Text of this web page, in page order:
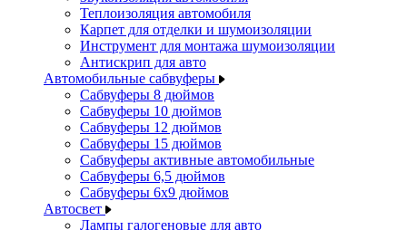
Теплоизоляция автомобиля
Карпет для отделки и шумоизоляции
Инструмент для монтажа шумоизоляции
Антискрип для авто
Автомобильные сабвуферы
Сабвуферы 8 дюймов
Сабвуферы 10 дюймов
Сабвуферы 12 дюймов
Сабвуферы 15 дюймов
Сабвуферы активные автомобильные
Сабвуферы 6,5 дюймов
Сабвуферы 6x9 дюймов
Автосвет
Лампы галогеновые для авто